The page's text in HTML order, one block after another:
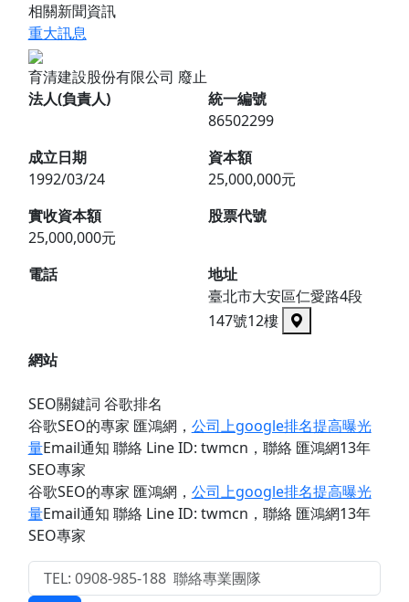
相關新聞資訊
重大訊息
育清建設股份有限公司 廢止
法人(負責人)
統一編號
86502299
成立日期
1992/03/24
資本額
25,000,000元
實收資本額
25,000,000元
股票代號
電話
地址
臺北市大安區仁愛路4段
147號12樓
網站
SEO關鍵詞 谷歌排名
谷歌SEO的專家 匯鴻網 ， 公司上google排名提高曝光
量Email通知 聯絡 Line ID: twmcn ，聯絡 匯鴻網13年
SEO專家
谷歌SEO的專家 匯鴻網 ， 公司上google排名提高曝光
量Email通知 聯絡 Line ID: twmcn ，聯絡 匯鴻網13年
SEO專家